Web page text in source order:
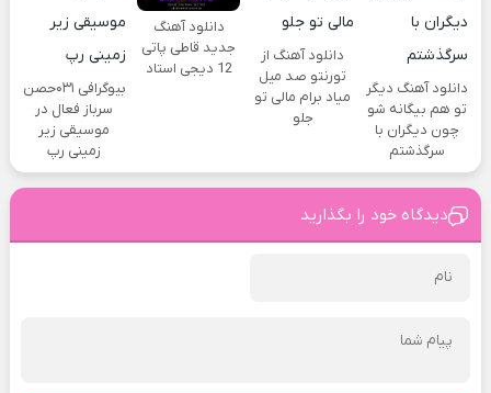
دانلود آهنگ دیگر
تو هم بیگانه شو
چون دیگران با
سرگذشتم
دانلود آهنگ از
تورنتو صد میل
میاد برام مالی تو
جلو
دانلود آهنگ
جدید قاطی پاتی
12 دیجی استاد
بیوگرافی ۰۳۱حصن
سرباز فعال در
موسیقی زیر
زمینی رپ
دیدگاه خود را بگذارید